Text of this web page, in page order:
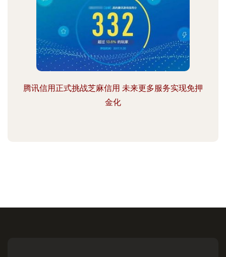
腾讯信用正式挑战芝麻信用 未来更多服务实现免押
金化